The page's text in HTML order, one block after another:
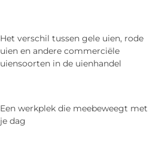
Het verschil tussen gele uien, rode
uien en andere commerciële
uiensoorten in de uienhandel
Een werkplek die meebeweegt met
je dag